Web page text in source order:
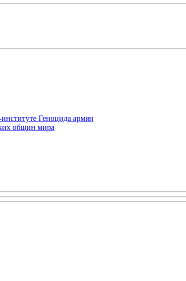
Геноцида армян
общин мира